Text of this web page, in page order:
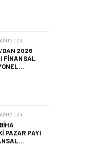
FINANSAL
PAZAR PAYI
NASIL